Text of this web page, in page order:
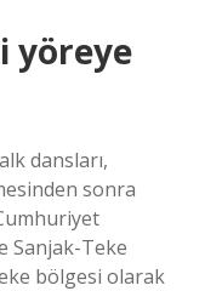
yöreye
dansları,
sonra
Sanjak-Teke
bölgesi olarak